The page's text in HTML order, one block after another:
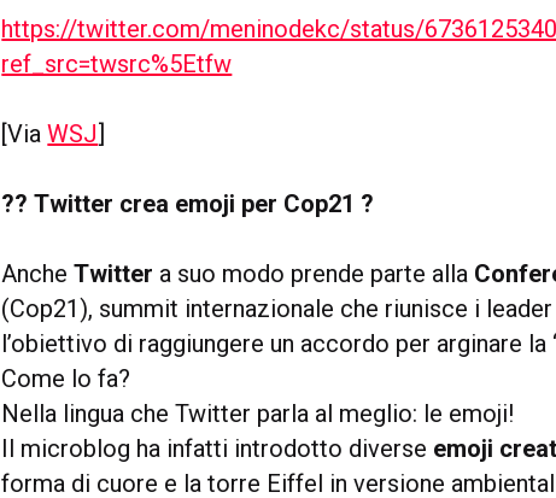
https://twitter.com/meninodekc/status/
ref_src=twsrc%5Etfw
[ViaWSJ]
?? Twitter crea emoji per Cop21 ?
AncheTwitter a suo modo prende parte alla
(Cop21), summit internazionale che riunisce i
l’obiettivo di raggiungere un accordo per arginare la
Come lo fa?
Nella lingua che Twitter parla al meglio: le emoji!
Il microblog ha infatti introdotto diverse emoji
forma di cuore e la torre Eiffel in versione